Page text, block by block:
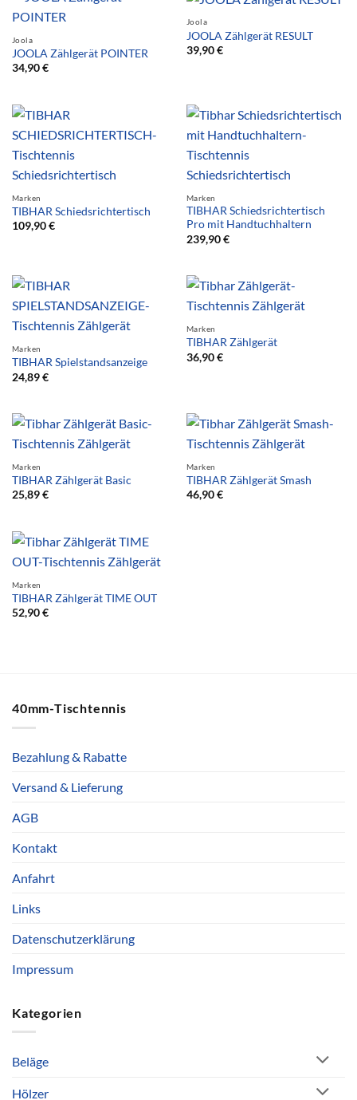
Joola
JOOLA Zählgerät POINTER
34,90€
Joola
JOOLA Zählgerät RESULT
39,90€
Marken
TIBHAR Schiedsrichtertisch
109,90€
Marken
TIBHAR Schiedsrichtertisch
Pro mit Handtuchhaltern
239,90€
Marken
TIBHAR Spielstandsanzeige
24,89€
Marken
TIBHAR Zählgerät
36,90€
Marken
TIBHAR Zählgerät Basic
25,89€
Marken
TIBHAR Zählgerät Smash
46,90€
Marken
TIBHAR Zählgerät TIME OUT
52,90€
40mm-Tischtennis
Bezahlung & Rabatte
Versand & Lieferung
AGB
Kontakt
Anfahrt
Links
Datenschutzerklärung
Impressum
Kategorien
Beläge
Hölzer